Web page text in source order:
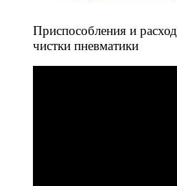
Приспособления и
чистки пневматики